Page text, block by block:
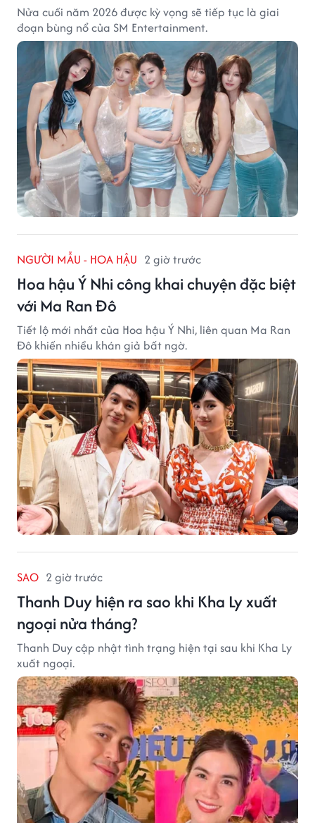
Nửa cuối năm 2026 được kỳ vọng sẽ tiếp tục là giai
đoạn bùng nổ của SM Entertainment.
NGƯỜI MẪU - HOA HẬU 2 giờ trước
Hoa hậu Ý Nhi công khai chuyện đặc biệt
với Ma Ran Đô
Tiết lộ mới nhất của Hoa hậu Ý Nhi, liên quan Ma Ran
Đô khiến nhiều khán giả bất ngờ.
SAO 2 giờ trước
Thanh Duy hiện ra sao khi Kha Ly xuất
ngoại nửa tháng?
Thanh Duy cập nhật tình trạng hiện tại sau khi Kha Ly
xuất ngoại.